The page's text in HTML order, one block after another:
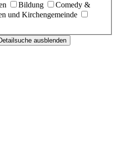
Bildung
Comedy &
und Kirchengemeinde
ausblenden